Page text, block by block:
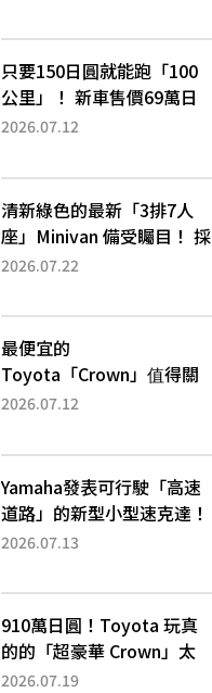
日圓就能跑100公里」「小
朋友坐得...
只要150日圓就能跑「100
公里」！ 新車售價69萬日
圓的「3人座」Trike大受歡
為何能迅速熱賣？
2026.07.12
清新綠色的最新「3排7人
座」Minivan 備受矚目！ 採
用全長4.7公尺剛剛好的車
還推出467萬元日圓起的5
人座版...
2026.07.22
最便宜的
Toyota「Crown」值得關
注！ 搭載4WD、每公升
眼！ 配備豐富、超越售價
水準，堪稱高CP值代表的
「...
2026.07.12
Yamaha發表可行駛「高速
道路」的新型小型速克達！
搭載能享受超強勁「渦輪
高階「Super Sport」車款
相同的...
2026.07.13
910萬日圓！Toyota 玩真
的的「超豪華 Crown」太
厲害了！採用由「匠人技
2026.07.19